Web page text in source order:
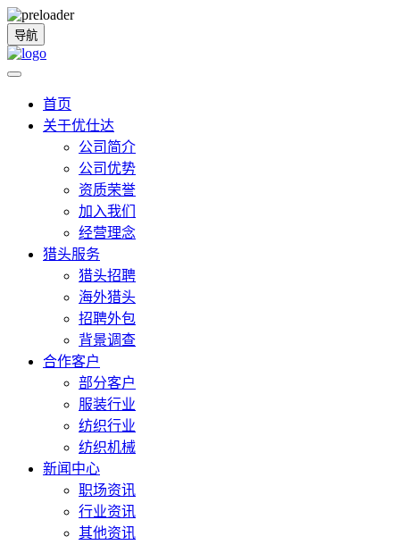
导航
首页
关于优仕达
公司简介
公司优势
资质荣誉
加入我们
经营理念
猎头服务
猎头招聘
海外猎头
招聘外包
背景调查
合作客户
部分客户
服装行业
纺织行业
纺织机械
新闻中心
职场资讯
行业资讯
其他资讯